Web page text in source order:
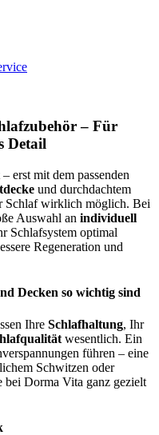
– Für
Detail
erst mit dem passenden
und durchdachtem
Schlaf wirklich möglich. Bei
Auswahl an individuell
Schlafsystem optimal
Regeneration und
Decken so wichtig sind
Ihre Schlafhaltung, Ihr
wesentlich. Ein
führen – eine
Schwitzen oder
bei Dorma Vita ganz gezielt